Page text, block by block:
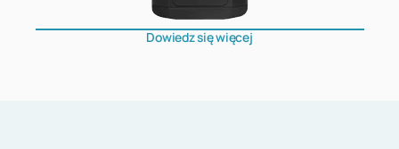
Dowiedz się więcej